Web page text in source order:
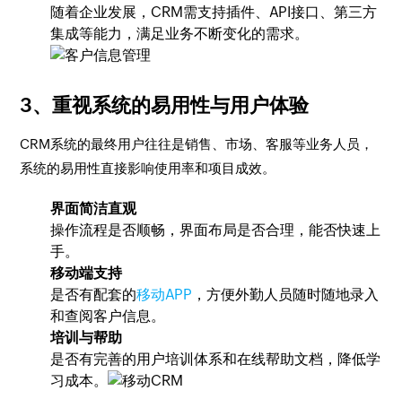
随着企业发展，CRM需支持插件、API接口、第三方
集成等能力，满足业务不断变化的需求。
3、重视系统的易用性与用户体验
CRM系统的最终用户往往是销售、市场、客服等业务人员，
系统的易用性直接影响使用率和项目成效。
界面简洁直观
操作流程是否顺畅，界面布局是否合理，能否快速上
手。
移动端支持
是否有配套的移动APP ，方便外勤人员随时随地录入
和查阅客户信息。
培训与帮助
是否有完善的用户培训体系和在线帮助文档，降低学
习成本。